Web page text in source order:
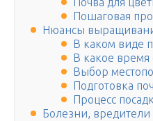
Пошаговая
Нюансы
В каком виде
В какое время
Выбор
Подготовка
Процесс
Болезни,